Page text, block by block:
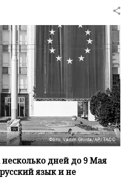
Фото: Vadim Ghirda/AP/ТАСС
дней до 9 Мая
язык и не